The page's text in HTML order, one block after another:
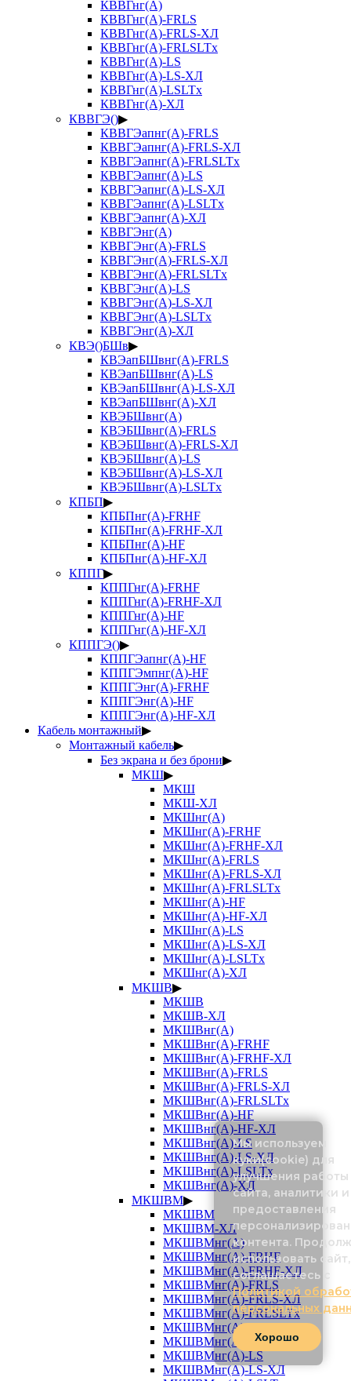
КВВГнг(А)
КВВГнг(А)-FRLS
КВВГнг(А)-FRLS-ХЛ
КВВГнг(А)-FRLSLTx
КВВГнг(А)-LS
КВВГнг(А)-LS-ХЛ
КВВГнг(А)-LSLTx
КВВГнг(А)-ХЛ
КВВГЭ()▶
КВВГЭапнг(А)-FRLS
КВВГЭапнг(А)-FRLS-ХЛ
КВВГЭапнг(А)-FRLSLTx
КВВГЭапнг(А)-LS
КВВГЭапнг(А)-LS-ХЛ
КВВГЭапнг(А)-LSLTx
КВВГЭапнг(А)-ХЛ
КВВГЭнг(А)
КВВГЭнг(А)-FRLS
КВВГЭнг(А)-FRLS-ХЛ
КВВГЭнг(А)-FRLSLTx
КВВГЭнг(А)-LS
КВВГЭнг(А)-LS-ХЛ
КВВГЭнг(А)-LSLTx
КВВГЭнг(А)-ХЛ
КВЭ()БШв▶
КВЭапБШвнг(А)-FRLS
КВЭапБШвнг(А)-LS
КВЭапБШвнг(А)-LS-ХЛ
КВЭапБШвнг(А)-ХЛ
КВЭБШвнг(А)
КВЭБШвнг(А)-FRLS
КВЭБШвнг(А)-FRLS-ХЛ
КВЭБШвнг(А)-LS
КВЭБШвнг(А)-LS-ХЛ
КВЭБШвнг(А)-LSLTx
КПБП▶
КПБПнг(А)-FRHF
КПБПнг(А)-FRHF-ХЛ
КПБПнг(А)-HF
КПБПнг(А)-HF-ХЛ
КППГ▶
КППГнг(А)-FRHF
КППГнг(А)-FRHF-ХЛ
КППГнг(А)-HF
КППГнг(А)-HF-ХЛ
КППГЭ()▶
КППГЭапнг(А)-HF
КППГЭмпнг(А)-HF
КППГЭнг(А)-FRHF
КППГЭнг(А)-HF
КППГЭнг(А)-HF-ХЛ
Кабель монтажный▶
Монтажный кабель▶
Без экрана и без брони▶
МКШ▶
МКШ
МКШ-ХЛ
МКШнг(А)
МКШнг(А)-FRHF
МКШнг(А)-FRHF-ХЛ
МКШнг(А)-FRLS
МКШнг(А)-FRLS-ХЛ
МКШнг(А)-FRLSLTx
МКШнг(А)-HF
МКШнг(А)-HF-ХЛ
МКШнг(А)-LS
МКШнг(А)-LS-ХЛ
МКШнг(А)-LSLTx
МКШнг(А)-ХЛ
МКШВ▶
МКШВ
МКШВ-ХЛ
МКШВнг(А)
МКШВнг(А)-FRHF
МКШВнг(А)-FRHF-ХЛ
МКШВнг(А)-FRLS
МКШВнг(А)-FRLS-ХЛ
МКШВнг(А)-FRLSLTx
МКШВнг(А)-HF
МКШВнг(А)-HF-ХЛ
МКШВнг(А)-LS
МКШВнг(А)-LS-ХЛ
МКШВнг(А)-LSLTx
МКШВнг(А)-ХЛ
МКШВМ▶
МКШВМ
МКШВМ-ХЛ
МКШВМнг(А)
МКШВМнг(А)-FRHF
МКШВМнг(А)-FRHF-ХЛ
МКШВМнг(А)-FRLS
МКШВМнг(А)-FRLS-ХЛ
МКШВМнг(А)-FRLSLTx
МКШВМнг(А)-HF
МКШВМнг(А)-HF-ХЛ
МКШВМнг(А)-LS
МКШВМнг(А)-LS-ХЛ
Мы используем
куки(cookie) для
улучшения работы
сайта, аналитики и
предоставления
контента.
использовать
соглашаетесь с
Политикой
персональных
Хорошо